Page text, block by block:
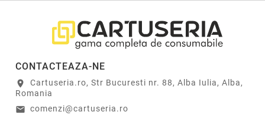
CONTACTEAZA-NE
location_on
Cartuseria.ro, Str Bucuresti nr. 88, Alba Iulia, Alba,
Romania
email comenzi@cartuseria.ro